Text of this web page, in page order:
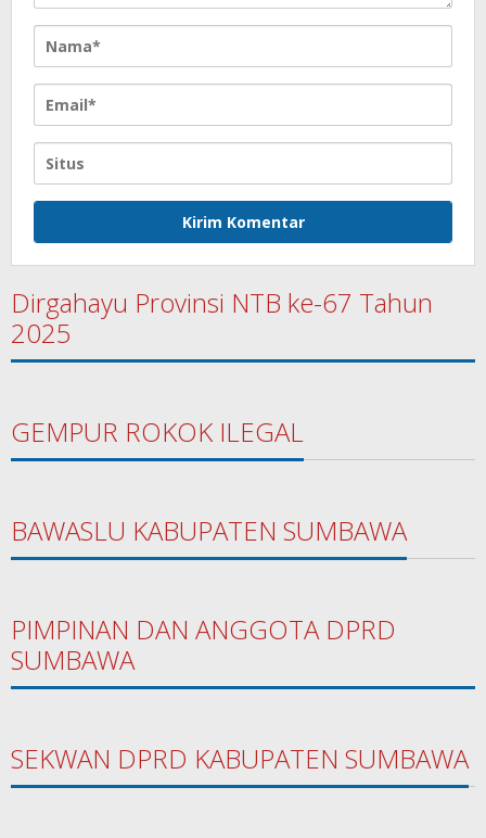
Dirgahayu Provinsi NTB ke-67 Tahun
2025
GEMPUR ROKOK ILEGAL
BAWASLU KABUPATEN SUMBAWA
PIMPINAN DAN ANGGOTA DPRD
SUMBAWA
SEKWAN DPRD KABUPATEN SUMBAWA